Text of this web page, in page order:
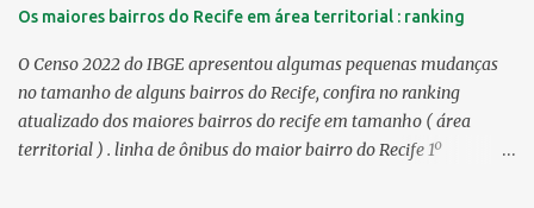
Os maiores bairros do Recife em área territorial : ranking
O Censo 2022 do IBGE apresentou algumas pequenas mudanças
no tamanho de alguns bairros do Recife, confira no ranking
atualizado dos maiores bairros do recife em tamanho ( área
territorial ) . linha de ônibus do maior bairro do Recife 1º